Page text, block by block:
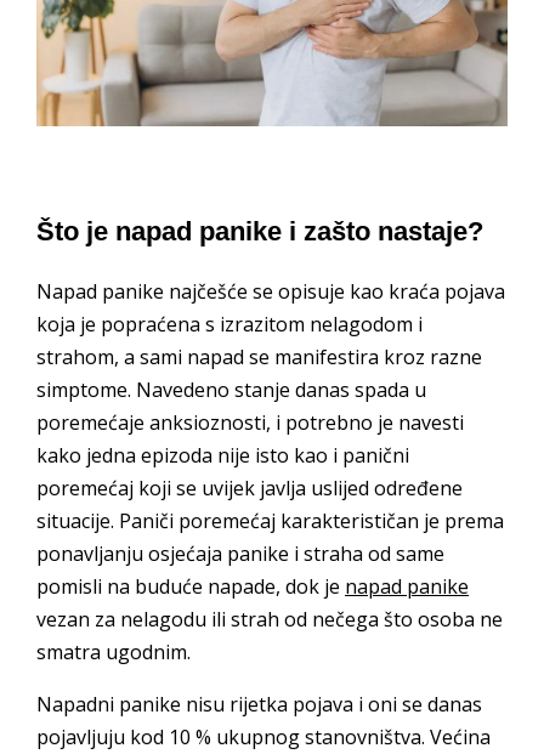
Što je napad panike i zašto nastaje?
Napad panike najčešće se opisuje kao kraća pojava
koja je popraćena s izrazitom nelagodom i
strahom, a sami napad se manifestira kroz razne
simptome. Navedeno stanje danas spada u
poremećaje anksioznosti, i potrebno je navesti
kako jedna epizoda nije isto kao i panični
poremećaj koji se uvijek javlja uslijed određene
situacije. Paniči poremećaj karakterističan je prema
ponavljanju osjećaja panike i straha od same
pomisli na buduće napade, dok je napad panike
vezan za nelagodu ili strah od nečega što osoba ne
smatra ugodnim.
Napadni panike nisu rijetka pojava i oni se danas
pojavljuju kod 10 % ukupnog stanovništva. Većina